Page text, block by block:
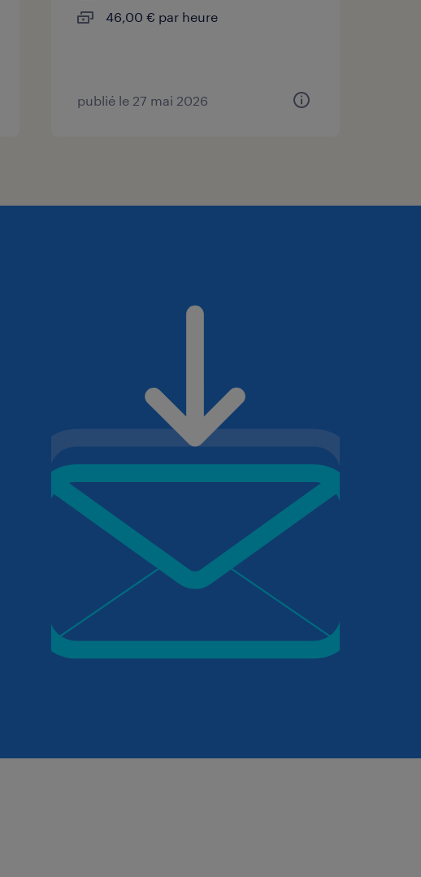
46,00 € par heure
publié le 27 mai 2026